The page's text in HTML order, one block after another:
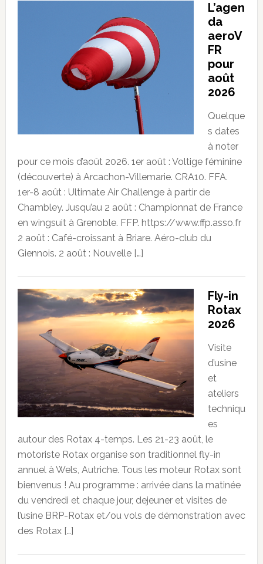
L’agen
da
aeroV
FR
pour
août
2026
Quelque
s dates
à noter
pour ce mois d’août 2026. 1er août : Voltige féminine
(découverte) à Arcachon-Villemarie. CRA10. FFA.
1er-8 août : Ultimate Air Challenge à partir de
Chambley. Jusqu’au 2 août : Championnat de France
en wingsuit à Grenoble. FFP. https://www.ffp.asso.fr
2 août : Café-croissant à Briare. Aéro-club du
Giennois. 2 août : Nouvelle […]
Fly-in
Rotax
2026
Visite
d’usine
et
ateliers
techniqu
es
autour des Rotax 4-temps. Les 21-23 août, le
motoriste Rotax organise son traditionnel fly-in
annuel à Wels, Autriche. Tous les moteur Rotax sont
bienvenus ! Au programme : arrivée dans la matinée
du vendredi et chaque jour, dejeuner et visites de
l’usine BRP-Rotax et/ou vols de démonstration avec
des Rotax […]